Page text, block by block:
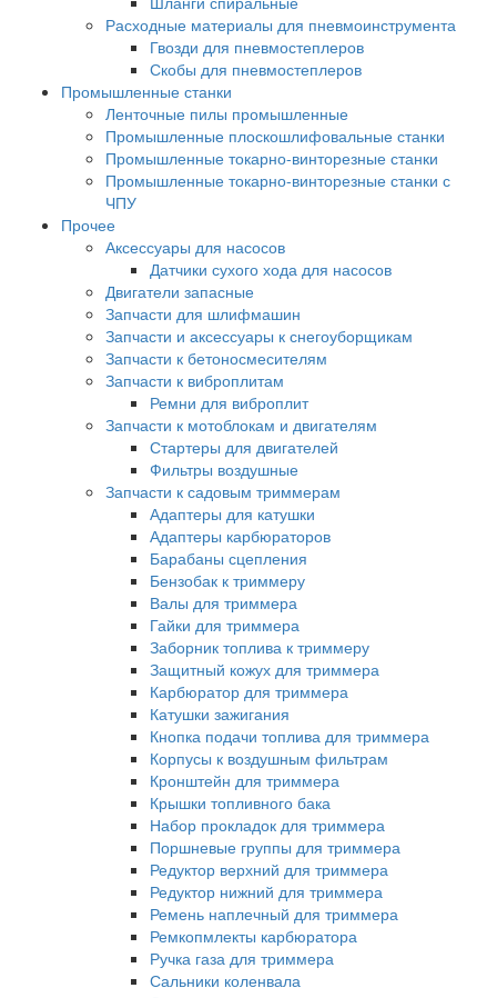
Расходные материалы для пневмоинструмента
Гвозди для пневмостеплеров
Скобы для пневмостеплеров
Промышленные станки
Ленточные пилы промышленные
Промышленные плоскошлифовальные станки
Промышленные токарно-винторезные станки
Промышленные токарно-винторезные станки с
ЧПУ
Прочее
Аксессуары для насосов
Датчики сухого хода для насосов
Двигатели запасные
Запчасти для шлифмашин
Запчасти и аксессуары к снегоуборщикам
Запчасти к бетоносмесителям
Запчасти к виброплитам
Ремни для виброплит
Запчасти к мотоблокам и двигателям
Стартеры для двигателей
Фильтры воздушные
Запчасти к садовым триммерам
Адаптеры для катушки
Адаптеры карбюраторов
Барабаны сцепления
Бензобак к триммеру
Валы для триммера
Гайки для триммера
Заборник топлива к триммеру
Защитный кожух для триммера
Карбюратор для триммера
Катушки зажигания
Кнопка подачи топлива для триммера
Корпусы к воздушным фильтрам
Кронштейн для триммера
Крышки топливного бака
Набор прокладок для триммера
Поршневые группы для триммера
Редуктор верхний для триммера
Редуктор нижний для триммера
Ремень наплечный для триммера
Ремкопмлекты карбюратора
Ручка газа для триммера
Сальники коленвала